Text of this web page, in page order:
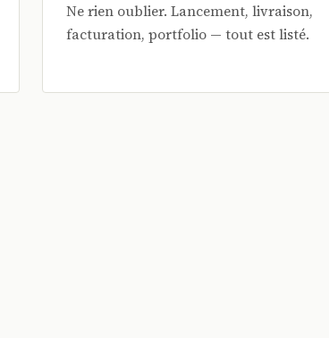
Ne rien oublier. Lancement, livraison,
facturation, portfolio — tout est listé.